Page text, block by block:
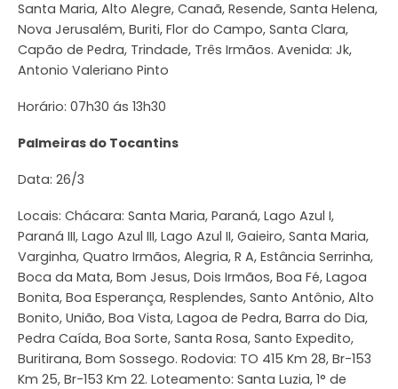
Santa Maria, Alto Alegre, Canaã, Resende, Santa Helena,
Nova Jerusalém, Buriti, Flor do Campo, Santa Clara,
Capão de Pedra, Trindade, Três Irmãos. Avenida: Jk,
Antonio Valeriano Pinto
Horário: 07h30 ás 13h30
Palmeiras do Tocantins
Data: 26/3
Locais: Chácara: Santa Maria, Paraná, Lago Azul I,
Paraná III, Lago Azul III, Lago Azul II, Gaieiro, Santa Maria,
Varginha, Quatro Irmãos, Alegria, R A, Estância Serrinha,
Boca da Mata, Bom Jesus, Dois Irmãos, Boa Fé, Lagoa
Bonita, Boa Esperança, Resplendes, Santo Antônio, Alto
Bonito, União, Boa Vista, Lagoa de Pedra, Barra do Dia,
Pedra Caída, Boa Sorte, Santa Rosa, Santo Expedito,
Buritirana, Bom Sossego. Rodovia: TO 415 Km 28, Br-153
Km 25, Br-153 Km 22. Loteamento: Santa Luzia, 1° de